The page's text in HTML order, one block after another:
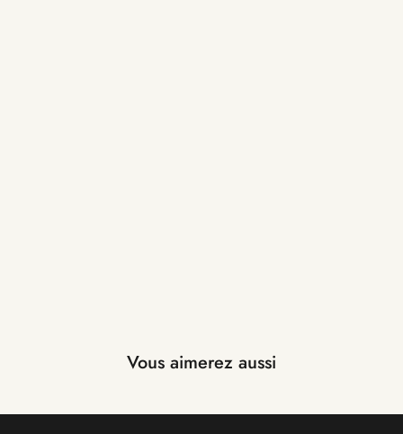
Vous aimerez aussi